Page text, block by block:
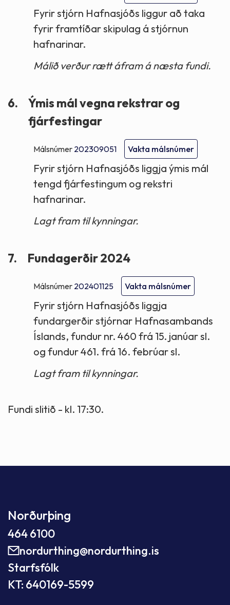
Fyrir stjórn Hafnasjóðs liggur að taka
fyrir framtíðar skipulag á stjórnun
hafnarinar.
Málið verður rætt áfram á næsta fundi.
6.
Ýmis mál vegna rekstrar og
fjárfestingar
Málsnúmer 202309051 Vakta málsnúmer
Fyrir stjórn Hafnasjóðs liggja ýmis mál
tengd fjárfestingum og rekstri
hafnarinar.
Lagt fram til kynningar.
7. Fundagerðir 2024
Málsnúmer 202401125 Vakta málsnúmer
Fyrir stjórn Hafnasjóðs liggja
fundargerðir stjórnar Hafnasambands
Íslands, fundur nr. 460 frá 15. janúar sl.
og fundur 461. frá 16. febrúar sl.
Lagt fram til kynningar.
Fundi slitið - kl. 17:30.
Norðurþing
464 6100
nordurthing@nordurthing.is
Starfsfólk
KT: 640169-5599